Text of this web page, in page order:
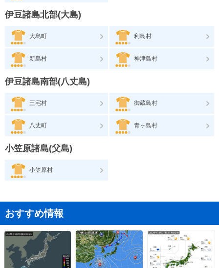
伊豆諸島北部(大島)
大島町 利島村
新島村 神津島村
伊豆諸島南部(八丈島)
三宅村 御蔵島村
八丈町 青ヶ島村
小笠原諸島(父島)
小笠原村
おすすめ情報